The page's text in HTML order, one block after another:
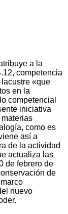
a la
competencia
«que
en la
competencial
iniciativa
como es
así a
de la actividad
actualiza las
de febrero de
de
nuevo